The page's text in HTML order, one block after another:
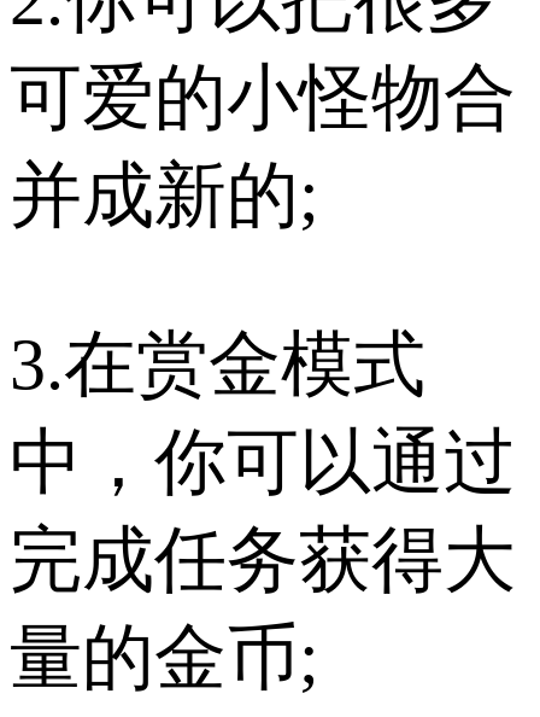
可爱的小怪物合
并成新的;
3.在赏金模式
中，你可以通过
完成任务获得大
量的金币;